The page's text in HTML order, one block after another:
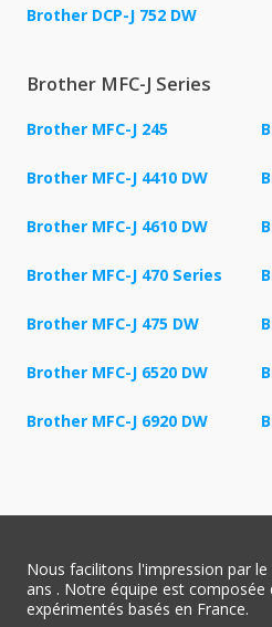
Brother DCP-J 752 DW
Brother MFC-J Series
Brother MFC-J 245
Brother MFC-J 4410 DW
Brother MFC-J 4610 DW
Brother MFC-J 470 Series
Brother MFC-J 475 DW
Brother MFC-J 6520 DW
Brother MFC-J 6920 DW
Nous facilitons l'impression par le
ans . Notre équipe est composée
expérimentés basés en France.